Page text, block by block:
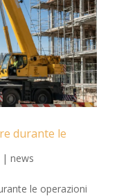
durante le
| news
le operazioni